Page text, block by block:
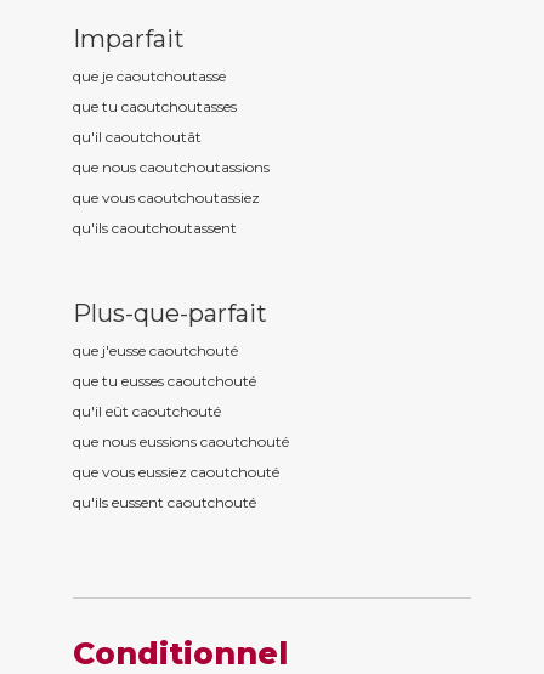
Imparfait
que je caoutchoutasse
que tu caoutchoutasses
qu'il caoutchoutât
que nous caoutchoutassions
que vous caoutchoutassiez
qu'ils caoutchoutassent
Plus-que-parfait
que j'eusse caoutchouté
que tu eusses caoutchouté
qu'il eût caoutchouté
que nous eussions caoutchouté
que vous eussiez caoutchouté
qu'ils eussent caoutchouté
Conditionnel